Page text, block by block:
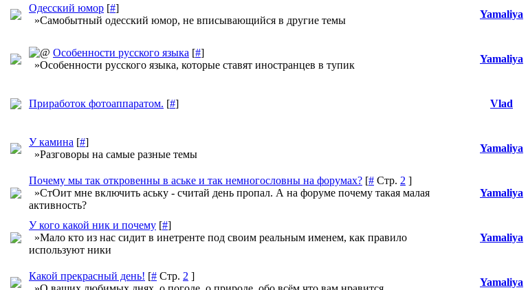
Одесский юмор [#]
»Самобытный одесский юмор, не вписывающийся в другие темы
Yamaliya
Особенности русского языка [#]
»Особенности русского языка, которые ставят иностранцев в тупик
Yamaliya
Приработок фотоаппаратом. [#] Vlad
У камина [#]
»Разговоры на самые разные темы
Yamaliya
Почему мы так откровенны в аське и так немногословны на форумах? [# Стр. 2 ]
»СтОит мне включить аську - считай день пропал. А на форуме почему такая малая
активность?
Yamaliya
У кого какой ник и почему [#]
»Мало кто из нас сидит в инетренте под своим реальным именем, как правило
используют ники
Yamaliya
Какой прекрасный день! [# Стр. 2 ]
Yamaliya